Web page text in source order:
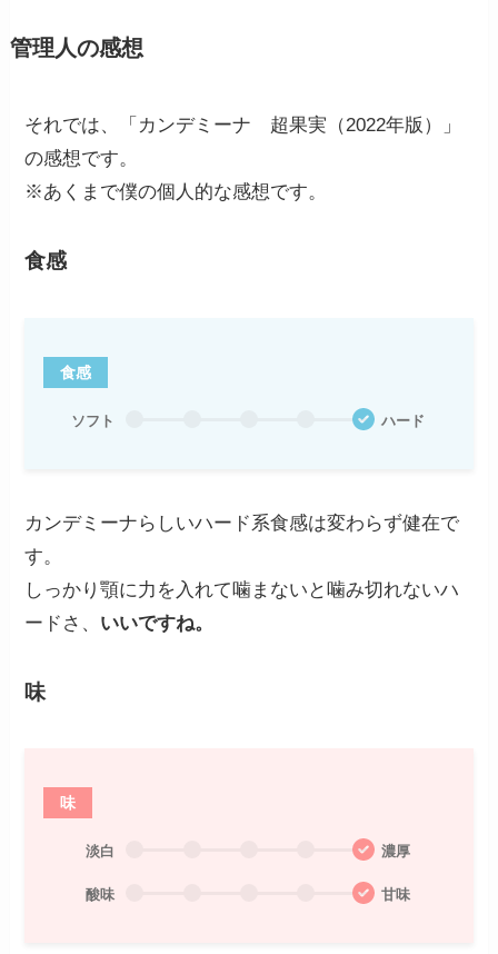
管理人の感想
それでは、「カンデミーナ 超果実（2022年版）」
の感想です。
※あくまで僕の個人的な感想です。
食感
食感
ソフト ハード
カンデミーナらしいハード系食感は変わらず健在で
す。
しっかり顎に力を入れて噛まないと噛み切れないハ
ードさ、 いいですね。
味
味
淡白 濃厚
酸味 甘味